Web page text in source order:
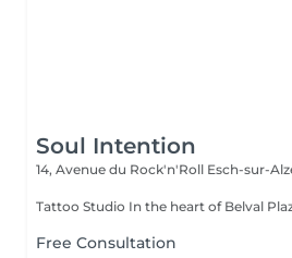
Soul Intention
14, Avenue du Rock'n'Roll Esch-sur-
Tattoo Studio In the heart of Belval
Free Consultation